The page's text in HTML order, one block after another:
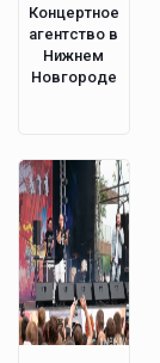
Концертное
агентство в
Нижнем
Новгороде